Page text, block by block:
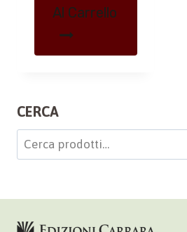
Al Carrello
CERCA
Cerca: